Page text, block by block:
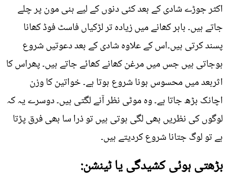
اکثر جوڑے شادی کے بعد کئی دنوں کے لیے ہنی مون پر چلے
جاتے ہیں۔ باہر کھانے میں زیادہ تر لڑکیاں فاسٹ فوڈ کھانا
پسند کرتی ہیں۔اس کے علاوہ شادی کے بعد دعوتیں شروع
ہوجاتی ہیں جس میں مرغن کھانے کھائے جاتے ہیں۔ پھراس کا
اثربعد میں محسوس ہونا شروع ہوتا ہے۔ خواتین کا وزن
اچانک بڑھ جاتا ہے۔ وہ موٹی نظر آنے لگتی ہیں۔ دوسرے یہ کہ
لوگوں کی نظریں بھی لگی ہوتی ہیں تو ذرا سا بھی فرق پڑتا
ہے تو لوگ جتانا شروع کردیتے ہیں۔
بڑھتی ہوئی کشیدگی یا ٹینشن: